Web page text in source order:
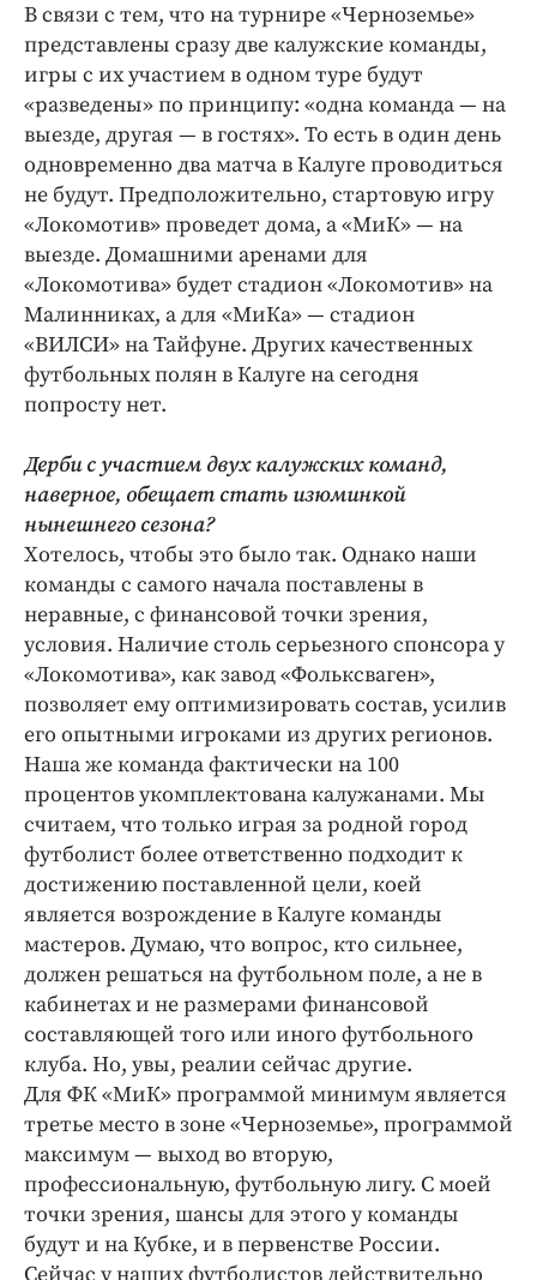
В связи с тем, что на турнире «Черноземье»
представлены сразу две калужские команды,
игры с их участием в одном туре будут
«разведены» по принципу: «одна команда — на
выезде, другая — в гостях». То есть в один день
одновременно два матча в Калуге проводиться
не будут. Предположительно, стартовую игру
«Локомотив» проведет дома, а «МиК» — на
выезде. Домашними аренами для
«Локомотива» будет стадион «Локомотив» на
Малинниках, а для «МиКа» — стадион
«ВИЛСИ» на Тайфуне. Других качественных
футбольных полян в Калуге на сегодня
попросту нет.
Дерби с участием двух калужских команд,
наверное, обещает стать изюминкой
нынешнего сезона?
Хотелось, чтобы это было так. Однако наши
команды с самого начала поставлены в
неравные, с финансовой точки зрения,
условия. Наличие столь серьезного спонсора у
«Локомотива», как завод «Фольксваген»,
позволяет ему оптимизировать состав, усилив
его опытными игроками из других регионов.
Наша же команда фактически на 100
процентов укомплектована калужанами. Мы
считаем, что только играя за родной город
футболист более ответственно подходит к
достижению поставленной цели, коей
является возрождение в Калуге команды
мастеров. Думаю, что вопрос, кто сильнее,
должен решаться на футбольном поле, а не в
кабинетах и не размерами финансовой
составляющей того или иного футбольного
клуба. Но, увы, реалии сейчас другие.
Для ФК «МиК» программой минимум является
третье место в зоне «Черноземье», программой
максимум — выход во вторую,
профессиональную, футбольную лигу. С моей
точки зрения, шансы для этого у команды
будут и на Кубке, и в первенстве России.